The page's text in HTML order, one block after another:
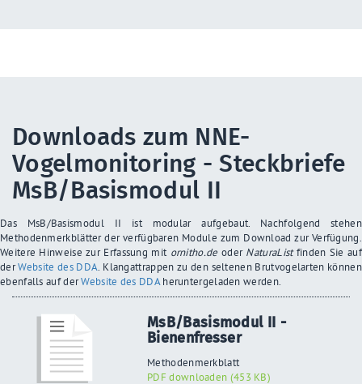
Downloads zum NNE-
Vogelmonitoring - Steckbriefe
MsB/Basismodul II
Das MsB/Basismodul II ist modular aufgebaut. Nachfolgend stehen
Methodenmerkblätter der verfügbaren Module zum Download zur Verfügung.
Weitere Hinweise zur Erfassung mit ornitho.de oder NaturaListfinden Sie auf
derWebsite des DDA . Klangattrappen zu den seltenen Brutvogelarten können
ebenfalls auf derWebsite des DDAheruntergeladen werden.
MsB/Basismodul II -
Bienenfresser
Methodenmerkblatt
PDF downloaden (453 KB)